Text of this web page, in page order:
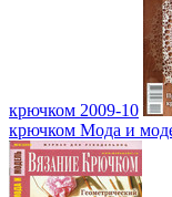
крючком 2009-10
крючком Мода и